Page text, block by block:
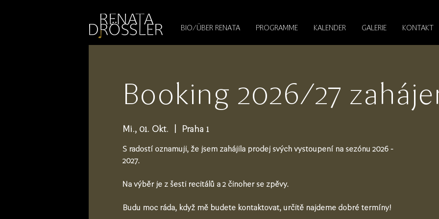
BIO/ÜBER RENATA PROGRAMME KALENDER GALERIE KONTAKT
Booking 2026/27
Mi., 01. Okt. Praha 1
S radostí oznamuji, že jsem zahájila prodej svých vystoupení na sezónu 2026 -
2027.
Na výběr je z šesti recitálů a 2 činoher se zpěvy.
Budu moc ráda, když mě budete kontaktovat, určitě najdeme dobré termíny!